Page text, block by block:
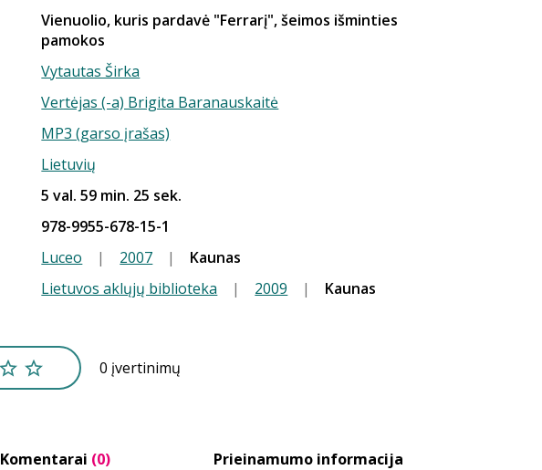
Vienuolio, kuris pardavė "Ferrarį", šeimos išminties
pamokos
Vytautas Širka
Vertėjas (-a) Brigita Baranauskaitė
MP3 (garso įrašas)
Lietuvių
5 val. 59 min. 25 sek.
978-9955-678-15-1
Luceo | 2007 |
Kaunas
Lietuvos aklųjų biblioteka | 2009 | Kaunas
0 įvertinimų
Komentarai (0) Prieinamumo informacija